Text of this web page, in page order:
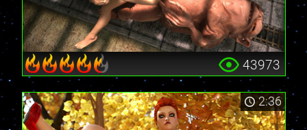
43973
2:36